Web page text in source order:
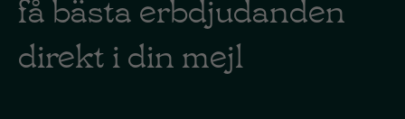
direkt i din mejl